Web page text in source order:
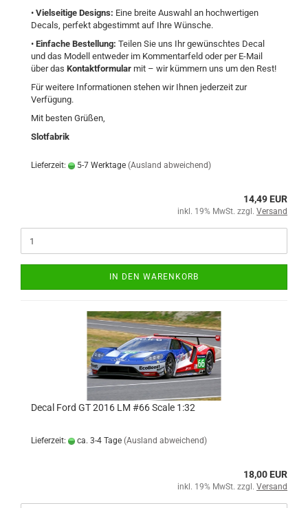
• Vielseitige Designs: Eine breite Auswahl an hochwertigen
Decals, perfekt abgestimmt auf Ihre Wünsche.
• Einfache Bestellung: Teilen Sie uns Ihr gewünschtes Decal
und das Modell entweder im Kommentarfeld oder per E-Mail
über das Kontaktformular mit – wir kümmern uns um den Rest!
Für weitere Informationen stehen wir Ihnen jederzeit zur
Verfügung.
Mit besten Grüßen,
Slotfabrik
Lieferzeit: 5-7 Werktage (Ausland abweichend)
14,49 EUR
inkl. 19% MwSt. zzgl. Versand
IN DEN WARENKORB
Decal Ford GT 2016 LM #66 Scale 1:32
Lieferzeit: ca. 3-4 Tage (Ausland abweichend)
18,00 EUR
inkl. 19% MwSt. zzgl. Versand